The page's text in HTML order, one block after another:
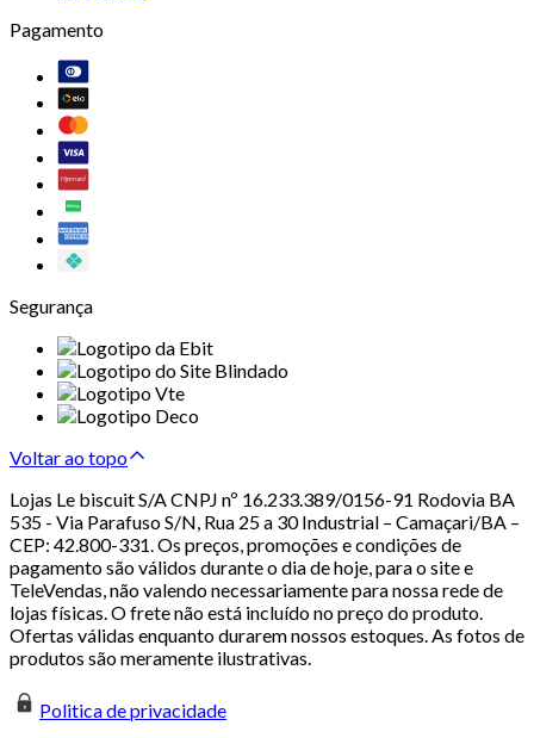
Pagamento
Segurança
Voltar ao topo
Lojas Le biscuit S/A CNPJ nº 16.233.389/0156-91 Rodovia BA
535 - Via Parafuso S/N, Rua 25 a 30 Industrial – Camaçari/BA –
CEP: 42.800-331. Os preços, promoções e condições de
pagamento são válidos durante o dia de hoje, para o site e
TeleVendas, não valendo necessariamente para nossa rede de
lojas físicas. O frete não está incluído no preço do produto.
Ofertas válidas enquanto durarem nossos estoques. As fotos de
produtos são meramente ilustrativas.
Politica de privacidade